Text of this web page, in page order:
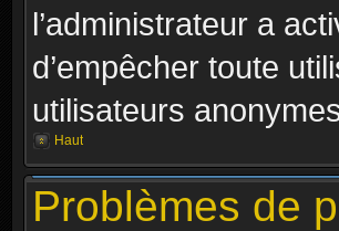
l’administrateur a
d’empêcher toute
utilisateurs
Haut
Problèmes de